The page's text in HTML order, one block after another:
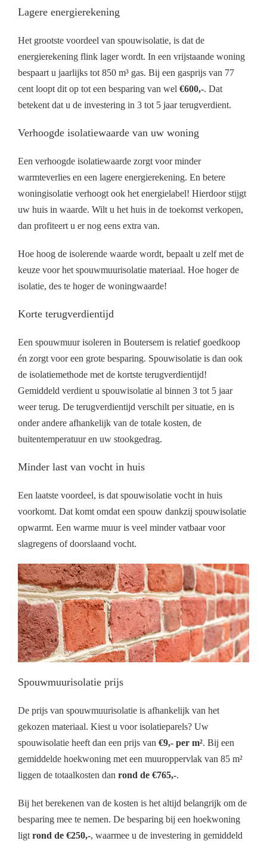
Lagere energierekening
Het grootste voordeel van spouwisolatie, is dat de
energierekening flink lager wordt. In een vrijstaande woning
bespaart u jaarlijks tot 850 m³ gas. Bij een gasprijs van 77
cent loopt dit op tot een besparing van wel €600,-. Dat
betekent dat u de investering in 3 tot 5 jaar terugverdient.
Verhoogde isolatiewaarde van uw woning
Een verhoogde isolatiewaarde zorgt voor minder
warmteverlies en een lagere energierekening. En betere
woningisolatie verhoogt ook het energielabel! Hierdoor stijgt
uw huis in waarde. Wilt u het huis in de toekomst verkopen,
dan profiteert u er nog eens extra van.
Hoe hoog de isolerende waarde wordt, bepaalt u zelf met de
keuze voor het spouwmuurisolatie materiaal. Hoe hoger de
isolatie, des te hoger de woningwaarde!
Korte terugverdientijd
Een spouwmuur isoleren in Boutersem is relatief goedkoop
én zorgt voor een grote besparing. Spouwisolatie is dan ook
de isolatiemethode met de kortste terugverdientijd!
Gemiddeld verdient u spouwisolatie al binnen 3 tot 5 jaar
weer terug. De terugverdientijd verschilt per situatie, en is
onder andere afhankelijk van de totale kosten, de
buitentemperatuur en uw stookgedrag.
Minder last van vocht in huis
Een laatste voordeel, is dat spouwisolatie vocht in huis
voorkomt. Dat komt omdat een spouw dankzij spouwisolatie
opwarmt. Een warme muur is veel minder vatbaar voor
slagregens of doorslaand vocht.
Spouwmuurisolatie prijs
De prijs van spouwmuurisolatie is afhankelijk van het
gekozen materiaal. Kiest u voor isolatieparels? Uw
spouwisolatie heeft dan een prijs van €9,- per m². Bij een
gemiddelde hoekwoning met een muuroppervlak van 85 m²
liggen de totaalkosten dan rond de €765,-.
Bij het berekenen van de kosten is het altijd belangrijk om de
besparing mee te nemen. De besparing bij een hoekwoning
ligt rond de €250,-, waarmee u de investering in gemiddeld